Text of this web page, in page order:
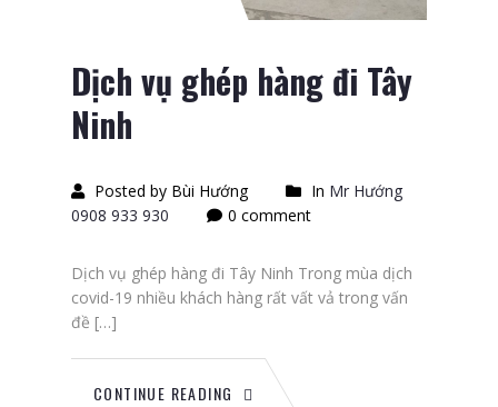
Dịch vụ ghép hàng đi Tây
Ninh
Posted by Bùi Hướng In Mr Hướng
0908 933 930
0 comment
Dịch vụ ghép hàng đi Tây Ninh Trong mùa dịch
covid-19 nhiều khách hàng rất vất vả trong vấn
đề […]
CONTINUE READING